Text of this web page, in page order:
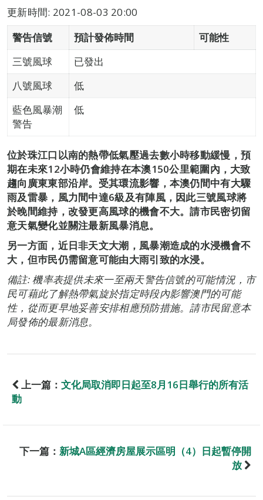
更新時間: 2021-08-03 20:00
警告信號
預計發佈時間
可能性
三號風球
已發出
八號風球
低
藍色風暴潮
警告
低
位於珠江口以南的熱帶低氣壓過去數小時移動緩慢，預
期在未來12小時仍會維持在本澳150公里範圍內，大致
趨向廣東東部沿岸。受其環流影響，本澳仍間中有大驟
雨及雷暴，風力間中達6級及有陣風，因此三號風球將
於晚間維持，改發更高風球的機會不大。請市民密切留
意天氣變化並關注最新風暴消息。
另一方面，近日非天文大潮，風暴潮造成的水浸機會不
大，但巿民仍需留意可能由大雨引致的水浸。
備註: 機率表提供未來一至兩天警告信號的可能情況，市
民可藉此了解熱帶氣旋於指定時段內影響澳門的可能
性，從而更早地妥善安排相應預防措施。請市民留意本
局發佈的最新消息。
上一篇： 文化局取消即日起至8月16日舉行的所有活
動
下一篇： 新城A區經濟房屋展示區明（4）日起暫停開
放